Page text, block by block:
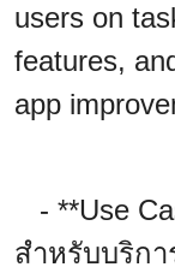
users on
features,
app
- **Use
สำหรับบริกา